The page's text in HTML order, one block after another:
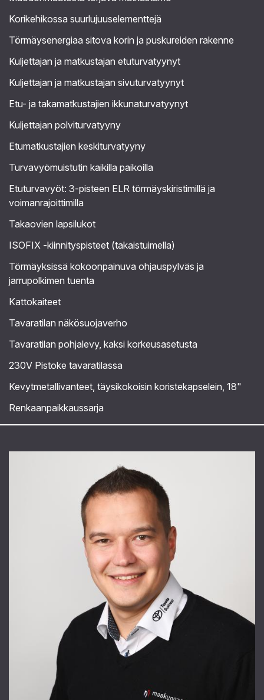
Korikehikossa suurlujuuselementtejä
Törmäysenergiaa sitova korin ja puskureiden rakenne
Kuljettajan ja matkustajan etuturvatyynyt
Kuljettajan ja matkustajan sivuturvatyynyt
Etu- ja takamatkustajien ikkunaturvatyynyt
Kuljettajan polviturvatyyny
Etumatkustajien keskiturvatyyny
Turvavyömuistutin kaikilla paikoilla
Etuturvavyöt: 3-pisteen ELR törmäyskiristimillä ja
voimanrajoittimilla
Takaovien lapsilukot
ISOFIX -kiinnityspisteet (takaistuimella)
Törmäyksissä kokoonpainuva ohjauspylväs ja
jarrupolkimen tuenta
Kattokaiteet
Tavaratilan näkösuojaverho
Tavaratilan pohjalevy, kaksi korkeusasetusta
230V Pistoke tavaratilassa
Kevytmetallivanteet, täysikokoisin koristekapselein, 18"
Renkaanpaikkaussarja